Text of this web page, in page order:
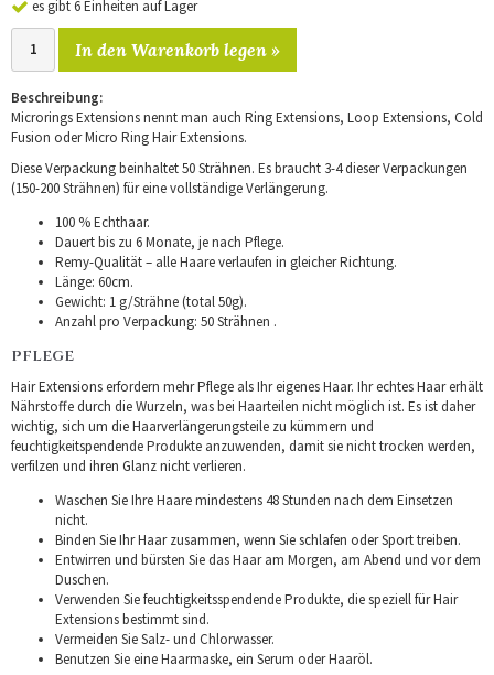
es gibt 6 Einheiten auf Lager
In den Warenkorb legen »
Beschreibung:
Microrings Extensions nennt man auch Ring Extensions, Loop Extensions, Cold
Fusion oder Micro Ring Hair Extensions.
Diese Verpackung beinhaltet 50 Strähnen. Es braucht 3-4 dieser Verpackungen
(150-200 Strähnen) für eine vollständige Verlängerung.
100 % Echthaar.
Dauert bis zu 6 Monate, je nach Pflege.
Remy-Qualität – alle Haare verlaufen in gleicher Richtung.
Länge: 60cm.
Gewicht: 1 g/Strähne (total 50g).
Anzahl pro Verpackung: 50 Strähnen .
PFLEGE
Hair Extensions erfordern mehr Pflege als Ihr eigenes Haar. Ihr echtes Haar erhält
Nährstoffe durch die Wurzeln, was bei Haarteilen nicht möglich ist. Es ist daher
wichtig, sich um die Haarverlängerungsteile zu kümmern und
feuchtigkeitspendende Produkte anzuwenden, damit sie nicht trocken werden,
verfilzen und ihren Glanz nicht verlieren.
Waschen Sie Ihre Haare mindestens 48 Stunden nach dem Einsetzen
nicht.
Binden Sie Ihr Haar zusammen, wenn Sie schlafen oder Sport treiben.
Entwirren und bürsten Sie das Haar am Morgen, am Abend und vor dem
Duschen.
Verwenden Sie feuchtigkeitsspendende Produkte, die speziell für Hair
Extensions bestimmt sind.
Vermeiden Sie Salz- und Chlorwasser.
Benutzen Sie eine Haarmaske, ein Serum oder Haaröl.